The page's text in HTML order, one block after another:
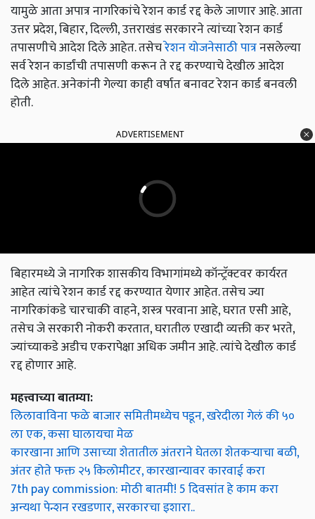
यामुळे आता अपात्र नागरिकांचे रेशन कार्ड रद्द केले जाणार आहे. आता
उत्तर प्रदेश, बिहार, दिल्ली, उत्तराखंड सरकारने त्यांच्या रेशन कार्ड
तपासणीचे आदेश दिले आहेत. तसेचरेशन योजनेसाठी पात्रनसलेल्या
सर्व रेशन कार्डांची तपासणी करून ते रद्द करण्याचे देखील आदेश
दिले आहेत. अनेकांनी गेल्या काही वर्षात बनावट रेशन कार्ड बनवली
होती.
ADVERTISEMENT
बिहारमध्ये जे नागरिक शासकीय विभागांमध्ये कॉन्ट्रॅक्टवर कार्यरत
आहेत त्यांचे रेशन कार्ड रद्द करण्यात येणार आहेत. तसेच ज्या
नागरिकांकडे चारचाकी वाहने, शस्त्र परवाना आहे, घरात एसी आहे,
तसेच जे सरकारी नोकरी करतात, घरातील एखादी व्यक्ती कर भरते,
ज्यांच्याकडे अडीच एकरापेक्षा अधिक जमीन आहे. त्यांचे देखील कार्ड
रद्द होणार आहे.
महत्त्वाच्या बातम्या:
लिलावाविना फळे बाजार समितीमध्येच पडून, खरेदीला गेलं की ५०
ला एक, कसा घालायचा मेळ
कारखाना आणि उसाच्या शेतातील अंतराने घेतला शेतकऱ्याचा बळी,
अंतर होते फक्त २५ किलोमीटर, कारखान्यावर कारवाई करा
7th pay commission: मोठी बातमी! 5 दिवसांत हे काम करा
अन्यथा पेन्शन रखडणार, सरकारचा इशारा..